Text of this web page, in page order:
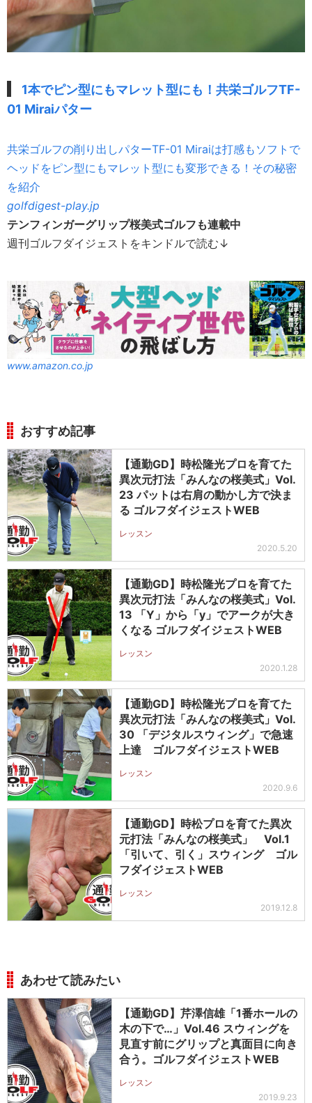
1本でピン型にもマレット型にも！共栄ゴルフTF-
01 Miraiパター
共栄ゴルフの削り出しパターTF-01 Miraiは打感もソフトで
ヘッドをピン型にもマレット型にも変形できる！その秘密
を紹介
golfdigest-play.jp
テンフィンガーグリップ桜美式ゴルフも連載中
週刊ゴルフダイジェストをキンドルで読む↓
www.amazon.co.jp
おすすめ記事
【通勤GD】時松隆光プロを育てた
異次元打法「みんなの桜美式」Vol.
23 パットは右肩の動かし方で決ま
る ゴルフダイジェストWEB
レッスン
2020.5.20
【通勤GD】時松隆光プロを育てた
異次元打法「みんなの桜美式」Vol.
13 「Y」から「y」でアークが大き
くなる ゴルフダイジェストWEB
レッスン
2020.1.28
【通勤GD】時松隆光プロを育てた
異次元打法「みんなの桜美式」Vol.
30 「デジタルスウィング」で急速
上達 ゴルフダイジェストWEB
レッスン
2020.9.6
【通勤GD】時松プロを育てた異次
元打法「みんなの桜美式」 Vol.1
「引いて、引く」スウィング ゴル
フダイジェストWEB
レッスン
2019.12.8
あわせて読みたい
【通勤GD】芹澤信雄「1番ホールの
木の下で…」Vol.46 スウィングを
見直す前にグリップと真面目に向き
合う。ゴルフダイジェストWEB
レッスン
2019.9.23